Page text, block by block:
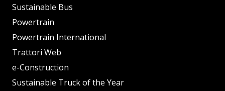
Sustainable Bus
Powertrain
Powertrain International
Trattori Web
e-Construction
Sustainable Truck of the Year